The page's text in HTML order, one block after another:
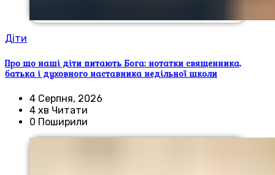
Діти
Про що наші діти питають Бога: нотатки священника,
батька і духовного наставника недільної школи
4 Серпня, 2026
4 хв Читати
0 Поширили